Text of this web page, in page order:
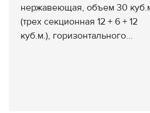
нержавеющая, объем 30
(трех секционная 12 + 6 + 12
куб.м.), горизонтального...